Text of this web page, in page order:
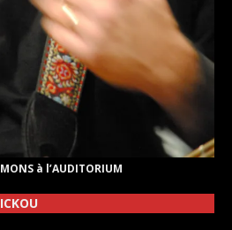
à l’AUDITORIUM